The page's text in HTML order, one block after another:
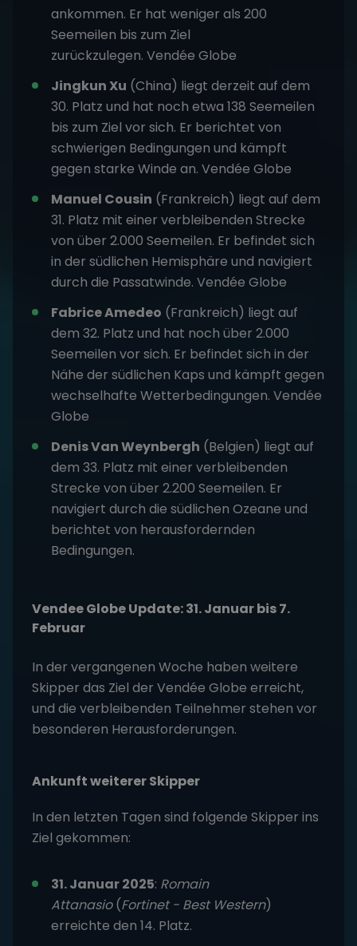
ankommen. Er hat weniger als 200
Seemeilen bis zum Ziel
zurückzulegen. Vendée Globe
Jingkun Xu (China) liegt derzeit auf dem
30. Platz und hat noch etwa 138 Seemeilen
bis zum Ziel vor sich. Er berichtet von
schwierigen Bedingungen und kämpft
gegen starke Winde an. Vendée Globe
Manuel Cousin (Frankreich) liegt auf dem
31. Platz mit einer verbleibenden Strecke
von über 2.000 Seemeilen. Er befindet sich
in der südlichen Hemisphäre und navigiert
durch die Passatwinde. Vendée Globe
Fabrice Amedeo (Frankreich) liegt auf
dem 32. Platz und hat noch über 2.000
Seemeilen vor sich. Er befindet sich in der
Nähe der südlichen Kaps und kämpft gegen
wechselhafte Wetterbedingungen. Vendée
Globe
Denis Van Weynbergh (Belgien) liegt auf
dem 33. Platz mit einer verbleibenden
Strecke von über 2.200 Seemeilen. Er
navigiert durch die südlichen Ozeane und
berichtet von herausfordernden
Bedingungen.
Vendee Globe Update: 31. Januar bis 7.
Februar
In der vergangenen Woche haben weitere
Skipper das Ziel der Vendée Globe erreicht,
und die verbleibenden Teilnehmer stehen vor
besonderen Herausforderungen.
Ankunft weiterer Skipper
In den letzten Tagen sind folgende Skipper ins
Ziel gekommen:
31. Januar 2025: Romain
Attanasio(Fortinet - Best Western)
erreichte den 14. Platz.